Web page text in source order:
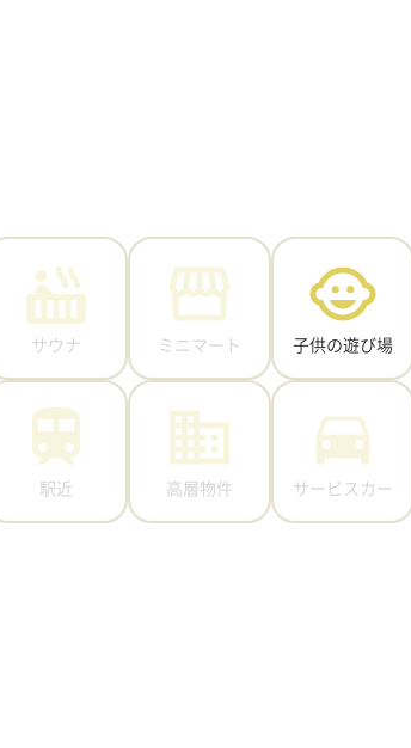
サウナ ミニマート 子供の遊び場
駅近 高層物件 サービスカー